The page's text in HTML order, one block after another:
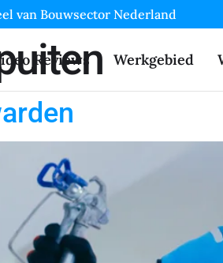
van Bouwsector Nederland
Reviews Werkgebied